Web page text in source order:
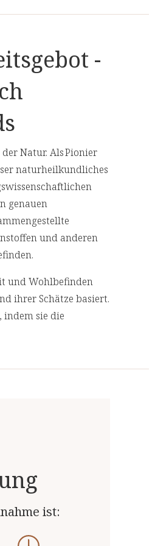
-
Natur. Als Pionier
naturheilkundliches
genauen
und anderen
und Wohlbefinden
ihrer Schätze basiert.
indem sie die
ist: